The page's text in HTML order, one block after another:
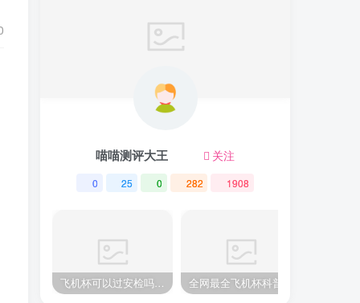
喵喵测评大王 关注
0 25 0 282 1908
飞机杯可以过安检吗？不会被扣留吧！GO朕的后宫为你解答